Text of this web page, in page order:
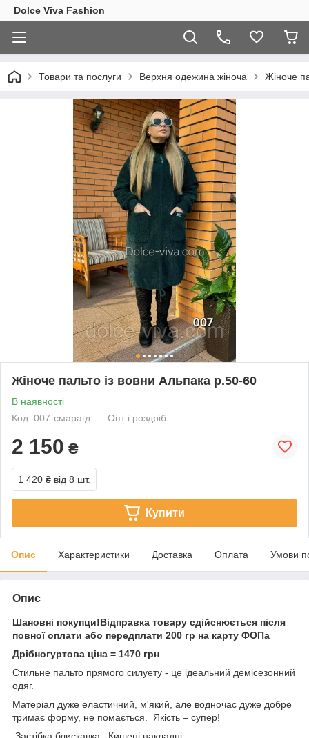
Dolce Viva Fashion
Товари та послуги Верхня одежина жіноча Жіноче
Жіноче пальто із вовни Альпака р.50-60
В наявності
Код: 007-смарагд
Опт і роздріб
2 150 ₴
1 420 ₴ від 8 шт.
Купити
Опис Характеристики Доставка Оплата Умови
Опис
Шановні покупци!Відправка товару сдійснюється після
повної оплати або передплати 200 гр на карту ФОПа
Дрібногуртова ціна = 1470 грн
Стильне пальто прямого силуету - це ідеальний демісезонний
одяг.
Матеріал дуже еластичний, м'який, але водночас дуже добре
тримає форму, не помається. Якість – супер!
Застібка блискавка. Кишені накладні.